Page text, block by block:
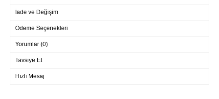
kombin, her ortamda rahat etmenizi sağlayacak.
TUNİK BEDEN ÖLÇÜLERİ
(CM)
Beden
Göğüs
Boy
42
108
61
İade ve Değişim
Ödeme Seçenekleri
Yorumlar (0)
Tavsiye Et
Hızlı Mesaj